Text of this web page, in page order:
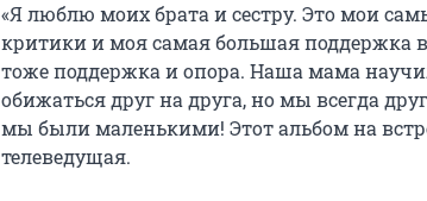
«Я люблю моих брата и сестру. Это мои
критики и моя самая большая поддержка
тоже поддержка и опора. Наша мама
обижаться друг на друга, но мы всегда
мы были маленькими! Этот альбом на
телеведущая.